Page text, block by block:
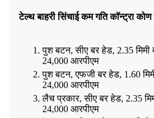
टेल्थ बाहरी सिंचाई कम गति कॉन्ट्रा
पुश बटन, सीए बर हेड, 2.35
24,000 आरपीएम
पुश बटन, एफजी बर हेड, 1.60
24,000 आरपीएम
लैच प्रकार, सीए बर हेड, 2.35
24,000 आरपीएम